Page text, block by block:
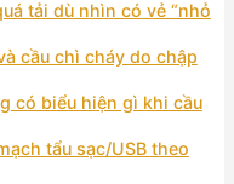
tải dù nhìn có vẻ “nhỏ
cầu chì cháy do chập
có biểu hiện gì khi cầu
tẩu sạc/USB theo